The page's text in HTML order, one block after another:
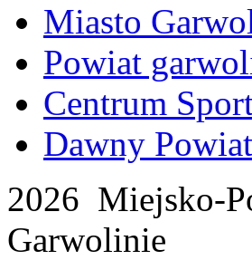
Miasto
Powiat
Centrum
Dawny
2026 Miejsko-
Garwolinie